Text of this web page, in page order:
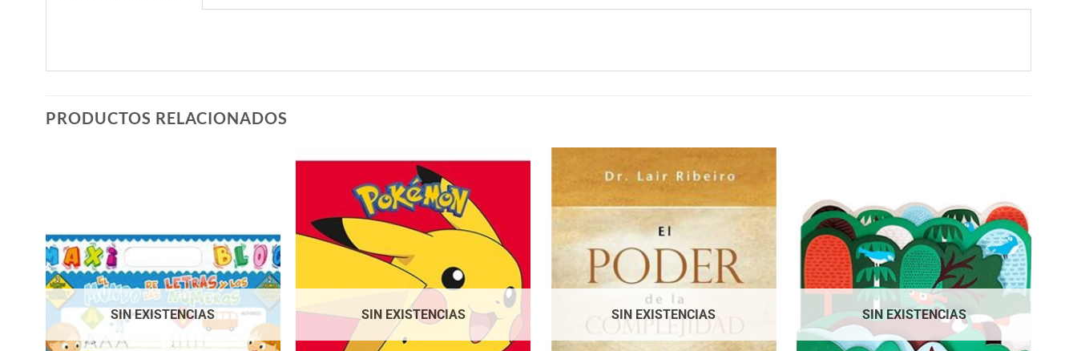
PRODUCTOS RELACIONADOS
SIN EXISTENCIAS SIN EXISTENCIAS SIN EXISTENCIAS SIN EXISTENCIAS